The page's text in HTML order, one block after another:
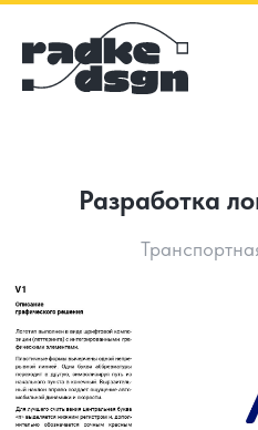
Разработка